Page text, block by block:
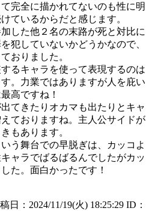
完全に描かれてないのも性に明
ているからだと感じます。
した他２名の末路が死と対比に
犯していないかどうかなので、
おりました。
るキャラを使って表現するのは
。力業ではありますが人を庇い
高ですね！
てきたりオカマも出たりとキャ
ておりますね。主人公サイドが
もあります。
う舞台での早脱ぎは、カッコよ
ャラでばるばるんでしたがカッ
た。面白かったです！
日：2024/11/19(火) 18:25:29 ID：